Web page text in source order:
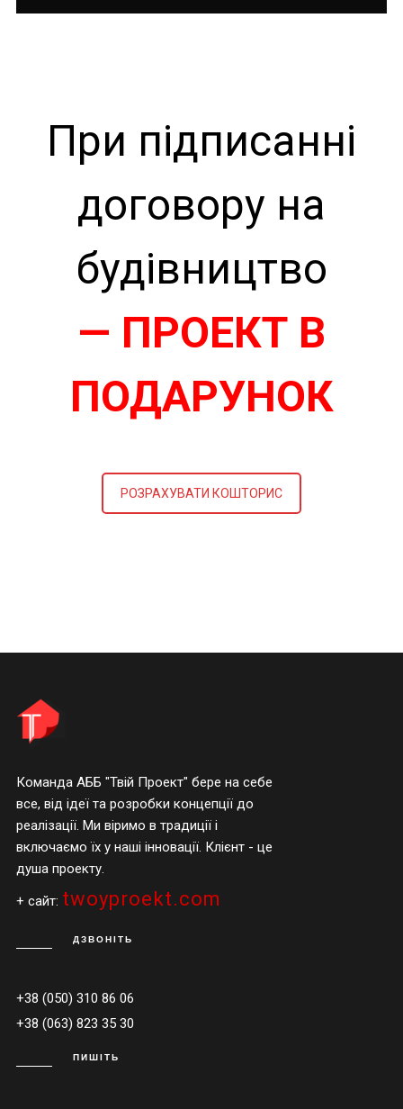
При підписанні
договору на
будівництво
— ПРОЕКТ В
ПОДАРУНОК
РОЗРАХУВАТИ КОШТОРИС
Команда АББ "Твій Проект" бере на себе
все, від ідеї та розробки концепції до
реалізації. Ми віримо в традиції і
включаємо їх у наші інновації. Клієнт - це
душа проекту.
+ сайт: twoyproekt.com
ДЗВОНІТЬ
+38 (050) 310 86 06
+38 (063) 823 35 30
ПИШІТЬ